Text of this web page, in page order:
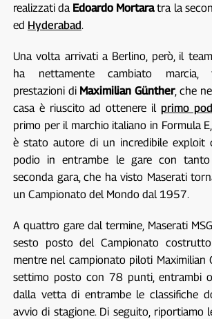
realizzati da Edoardo Mortaratra la
ed Hyderabad.
Una volta arrivati a Berlino, però, il
ha nettamente cambiato marcia,
prestazioni di Maximilian Günther, che
casa è riuscito ad ottenere il primo
primo per il marchio italiano in Formula
è stato autore di un incredibile exploit
podio in entrambe le gare con
seconda gara, che ha visto Maserati
un Campionato del Mondo dal 1957.
A quattro gare dal termine, Maserati
sesto posto del Campionato
mentre nel campionato piloti Maximilian
settimo posto con 78 punti, entrambi
dalla vetta di entrambe le classifiche
avvio di stagione. Di seguito, riportiamo